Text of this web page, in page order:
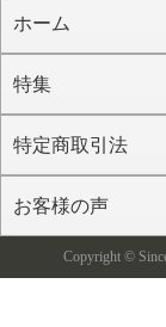
ホーム
特集
特定商取引法
お客様の声
Copyright ©